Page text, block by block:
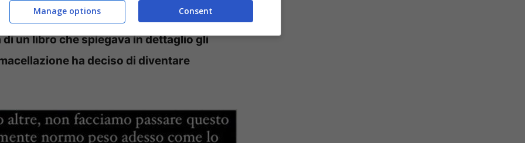
seguito per perdere peso.
L’artista,
un libro che spiegava in dettaglio gli
ha deciso di diventare
Consent
Manage options